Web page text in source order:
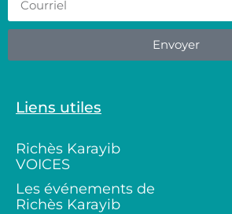
Envoyer
Liens utiles
Richès Karayib
VOICES
Les événements de
Richès Karayib